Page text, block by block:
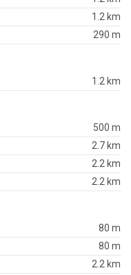
1.2 km
290 m
1.2 km
500 m
2.7 km
2.2 km
2.2 km
80 m
80 m
2.2 km